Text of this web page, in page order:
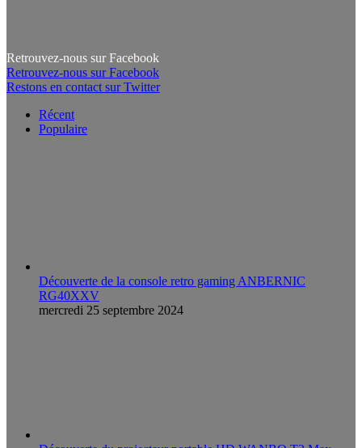
Retrouvez-nous sur Facebook
Retrouvez-nous sur Facebook
Restons en contact sur Twitter
Récent
Populaire
Découverte de la console retro gaming ANBERNIC
RG40XXV
mercredi 25 septembre 2024